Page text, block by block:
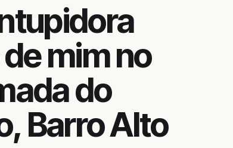
mim no
do
Barro Alto